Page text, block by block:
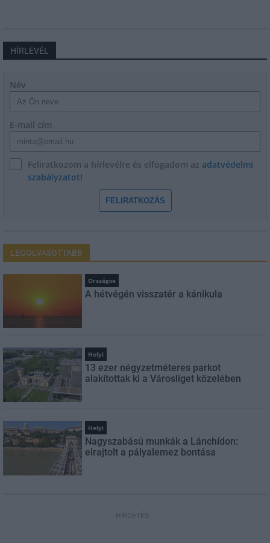
HÍRLEVÉL
Név
E-mail cím
Feliratkozom a hírlevélre és elfogadom az adatvédelmi
szabályzatot!
FELIRATKOZÁS
LEGOLVASOTTABB
Országos
A hétvégén visszatér a kánikula
Helyi
13 ezer négyzetméteres parkot
alakítottak ki a Városliget közelében
Helyi
Nagyszabású munkák a Lánchídon:
elrajtolt a pályalemez bontása
HIRDETÉS